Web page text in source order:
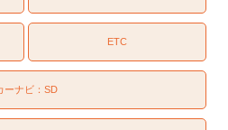
ETC
ーナビ： SD